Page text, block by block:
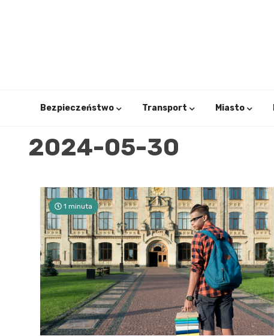
Bezpieczeństwo Transport Miasto
2024-05-30
1 minuta